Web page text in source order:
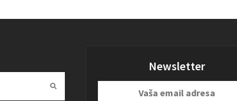
Submit
Newsletter